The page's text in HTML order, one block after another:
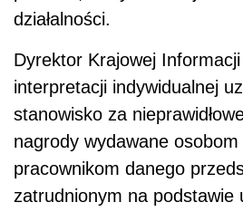
działalności.
Dyrektor Krajowej
interpretacji indywidualnej
stanowisko za
nagrody wydawane
pracownikom danego
zatrudnionym na podstawie